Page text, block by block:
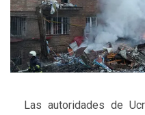
Las autoridades de